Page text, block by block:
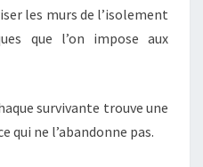
les murs de l’isolement
que l’on impose aux
survivante trouve une
qui ne l’abandonne pas.